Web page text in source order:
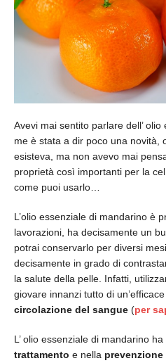
Avevi mai sentito parlare dell’
me è stata a dir poco una novità,
esisteva, ma non avevo mai
proprietà così importanti per la
come puoi usarlo…
L’olio essenziale di mandarino è
lavorazioni, ha decisamente un
potrai conservarlo per diversi
decisamente in grado di
la salute della pelle. Infatti,
giovare innanzi tutto di un’efficace
circolazione del sangue (per
L’ olio essenziale di mandarino
trattamento e nella prevenzione